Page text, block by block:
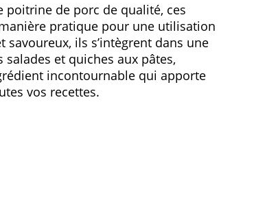
poitrine de porc de qualité, ces
pratique pour une utilisation
ils s’intègrent dans une
et quiches aux pâtes,
incontournable qui apporte
vos recettes.